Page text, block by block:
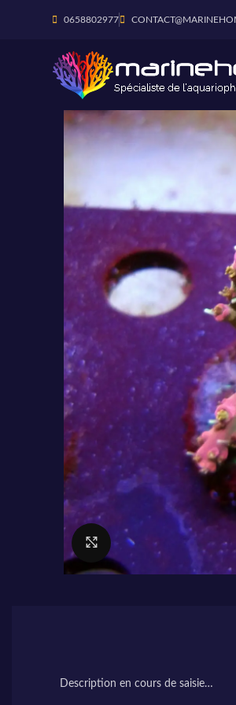
0658802977
Cliquez pour agrandir
Description en cours de saisie…